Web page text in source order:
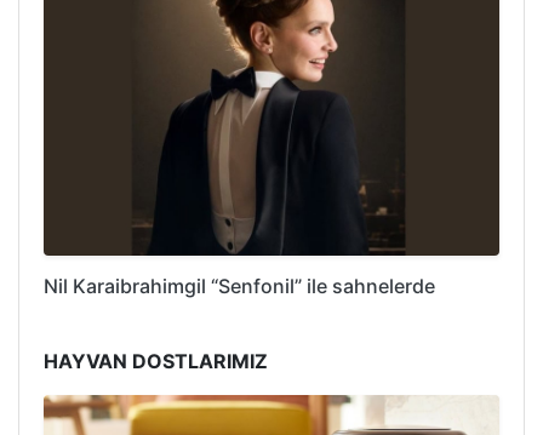
Nil Karaibrahimgil “Senfonil” ile sahnelerde
HAYVAN DOSTLARIMIZ